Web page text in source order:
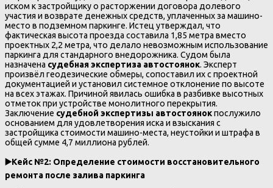
иском к застройщику о расторжении договора долевого
участия и возврате денежных средств, уплаченных за машино-
место в подземном паркинге. Истец утверждал, что
фактическая высота проезда составила 1,85 метра вместо
проектных 2,2 метра, что делало невозможным использование
паркинга для стандарного внедорожника. Судом была
назначена судебная экспертиза автостоянок. Эксперт
произвёл геодезические обмеры, сопоставил их с проектной
документацией и установил системное отклонение по высоте
на всех этажах. Причиной явилась ошибка в разбивке высотных
отметок при устройстве монолитного перекрытия.
Заключение судебной экспертизы автостоянокпослужило
основанием для удовлетворения иска и взыскания с
застройщика стоимости машино-места, неустойки и штрафа в
общей сумме 4,7 миллиона рублей.
▶️Кейс №2: Определение стоимости восстановительного
ремонта после залива паркинга